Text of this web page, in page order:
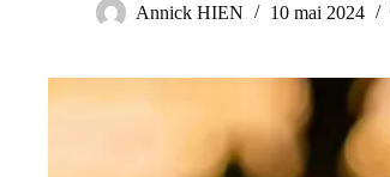
Annick HIEN 10 mai 2024